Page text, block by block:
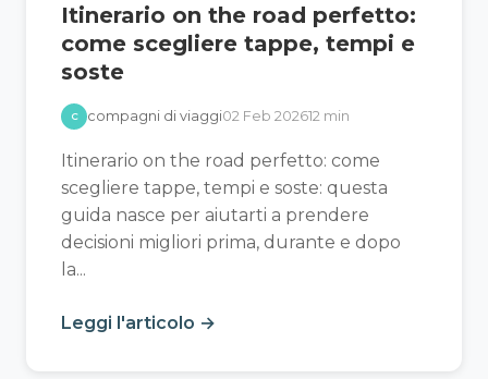
Itinerario on the road perfetto:
come scegliere tappe, tempi e
soste
C compagni di viaggi02 Feb 202612 min
Itinerario on the road perfetto: come
scegliere tappe, tempi e soste: questa
guida nasce per aiutarti a prendere
decisioni migliori prima, durante e dopo
la...
Leggi l'articolo →